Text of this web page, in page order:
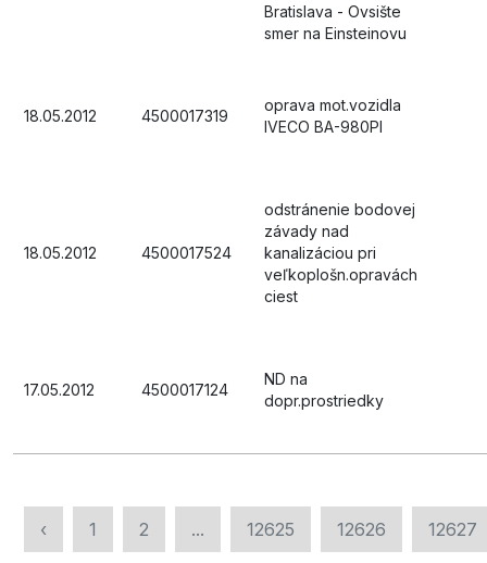
Bratislava - Ovsište
smer na Einsteinovu
18.05.2012 4500017319
oprava mot.vozidla
IVECO BA-980PI
18.05.2012 4500017524
odstránenie bodovej
závady nad
kanalizáciou pri
veľkoplošn.opravách
ciest
17.05.2012 4500017124
ND na
dopr.prostriedky
‹ 1 2 ... 12625 12626 12627